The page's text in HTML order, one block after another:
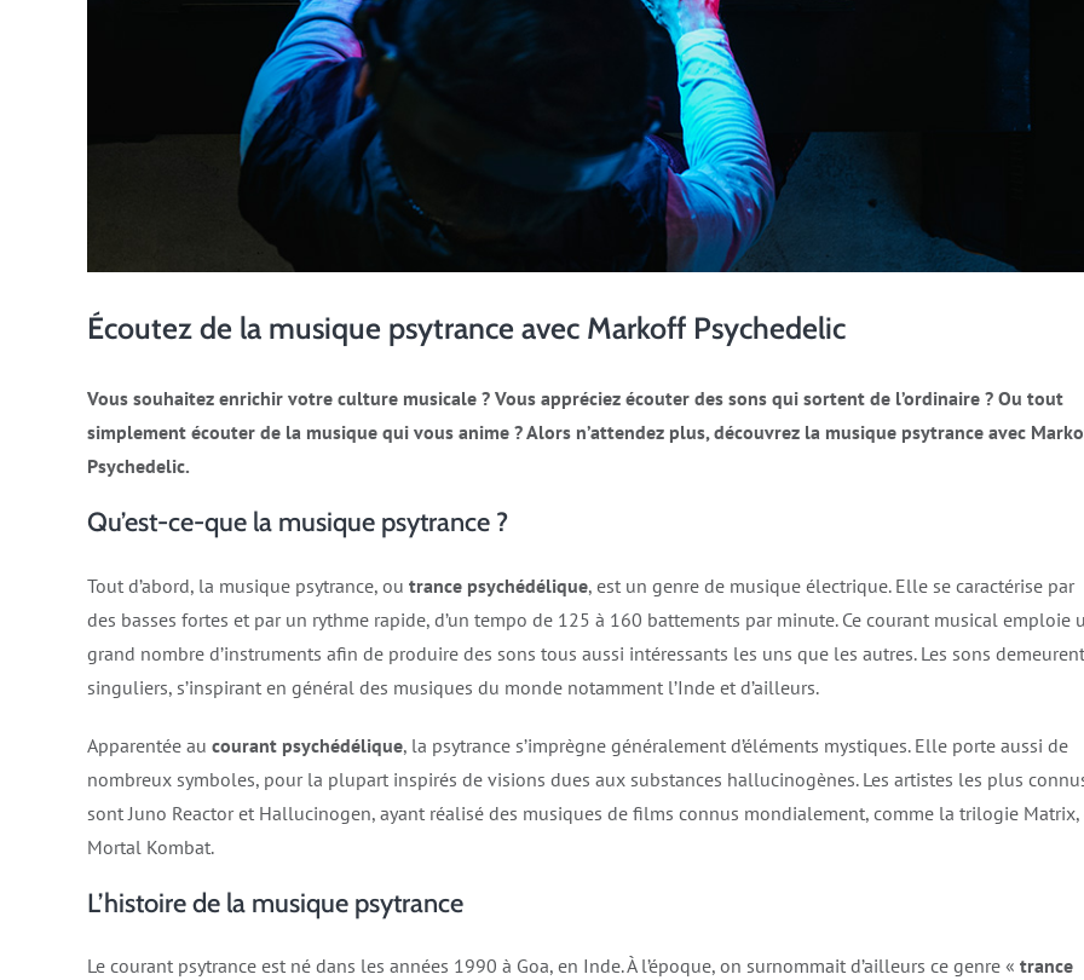
Écoutez de la musique psytrance avec Markoff Psychedelic
Vous souhaitez enrichir votre culture musicale ? Vous appréciez écouter des sons qui sortent de l’ordinaire ? Ou tout
simplement écouter de la musique qui vous anime ? Alors n’attendez plus, découvrez la musique psytrance avec
Psychedelic.
Qu’est-ce-que la musique psytrance ?
Tout d’abord, la musique psytrance, ou trance psychédélique, est un genre de musique électrique. Elle se caractérise par
des basses fortes et par un rythme rapide, d’un tempo de 125 à 160 battements par minute. Ce courant musical emploie
grand nombre d’instruments afin de produire des sons tous aussi intéressants les uns que les autres. Les sons demeurent
singuliers, s’inspirant en général des musiques du monde notamment l’Inde et d’ailleurs.
Apparentée au courant psychédélique, la psytrance s’imprègne généralement d’éléments mystiques. Elle porte aussi de
nombreux symboles, pour la plupart inspirés de visions dues aux substances hallucinogènes. Les artistes les plus
sont Juno Reactor et Hallucinogen, ayant réalisé des musiques de films connus mondialement, comme la trilogie Matrix,
Mortal Kombat.
L’histoire de la musique psytrance
Le courant psytrance est né dans les années 1990 à Goa, en Inde. À l’époque, on surnommait d’ailleurs ce genre « trance